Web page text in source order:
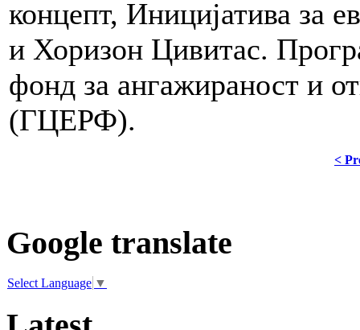
концепт, Иницијатива за
и Хоризон Цивитас.
фонд за ангажираност и
(ГЦЕРФ).
<
Google translate
Select Language ▼